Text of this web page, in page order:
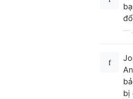
—
bị